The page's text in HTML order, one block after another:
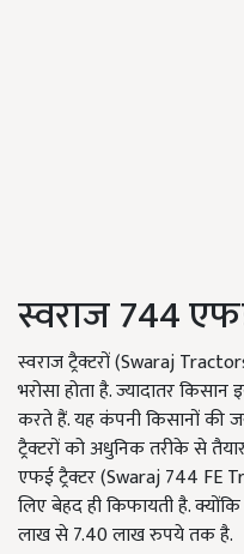
स्वराज 744
स्वराज ट्रैक्टरों (Swaraj
भरोसा होता है. ज्यादातर
करते हैं. यह कंपनी किसानों की
ट्रैक्टरों को अधुनिक तरीके से
एफई ट्रैक्टर (Swaraj 744 FE
लिए बेहद ही किफायती है.
लाख से 7.40 लाख रुपये तक है.